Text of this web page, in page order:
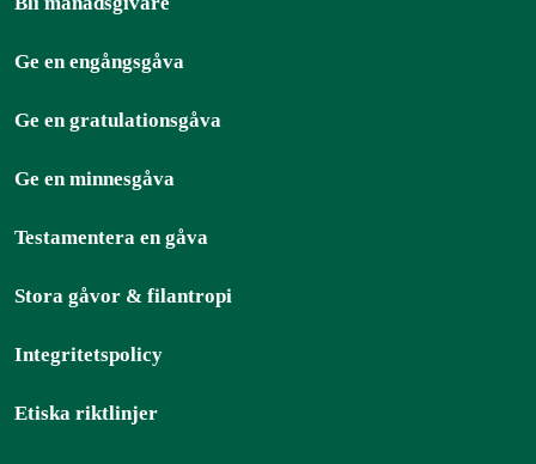
Ge en engångsgåva
Ge en gratulationsgåva
Ge en minnesgåva
Testamentera en gåva
Stora gåvor & filantropi
Integritetspolicy
Etiska riktlinjer